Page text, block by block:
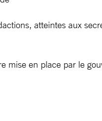
atteintes aux
mise en place par le